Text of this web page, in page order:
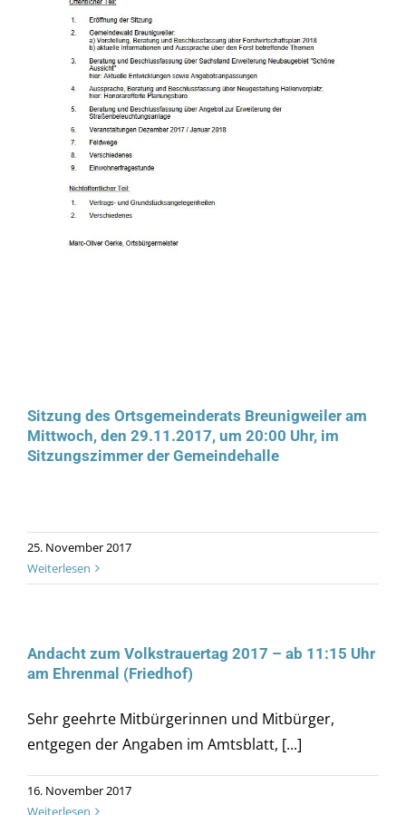
Sitzung des Ortsgemeinderats Breunigweiler am
Mittwoch, den 29.11.2017, um 20:00 Uhr, im
Sitzungszimmer der Gemeindehalle
25. November 2017
Weiterlesen
Andacht zum Volkstrauertag 2017 – ab 11:15 Uhr
am Ehrenmal (Friedhof)
Sehr geehrte Mitbürgerinnen und Mitbürger,
entgegen der Angaben im Amtsblatt, [...]
16. November 2017
Weiterlesen